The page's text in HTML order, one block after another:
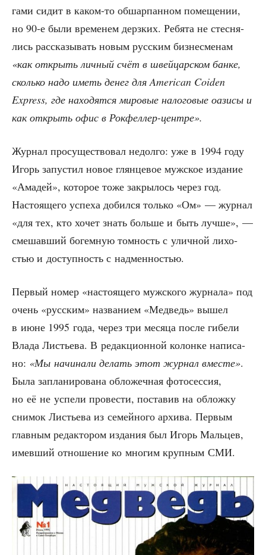
га­ми сидит в каком-то обшар­пан­ном поме­ще­нии,
но 90‑е были вре­ме­нем дерз­ких. Ребя­та не стес­ня­
лись рас­ска­зы­вать новым рус­ским биз­не­сме­нам
«как открыть лич­ный счёт в швей­цар­ском бан­ке,
сколь­ко надо иметь денег для American Coiden
Express, где нахо­дят­ся миро­вые нало­го­вые оази­сы и
как открыть офис в Рокфеллер-центре».
Жур­нал про­су­ще­ство­вал недол­го: уже в 1994 году
Игорь запу­стил новое глян­це­вое муж­ское изда­ние
«Ама­дей», кото­рое тоже закры­лось через год.
Насто­я­ще­го успе­ха добил­ся толь­ко «Ом» — жур­нал
«для тех, кто хочет знать боль­ше и быть луч­ше», —
сме­шав­ший богем­ную том­ность с улич­ной лихо­
стью и доступ­ность с надменностью.
Пер­вый номер «насто­я­ще­го муж­ско­го жур­на­ла» под
очень «рус­ским» назва­ни­ем «Мед­ведь» вышел
в июне 1995 года, через три меся­ца после гибе­ли
Вла­да Листье­ва. В редак­ци­он­ной колон­ке напи­са­
но: «Мы начи­на­ли делать этот жур­нал вме­сте».
Была запла­ни­ро­ва­на обло­жеч­ная фото­сес­сия,
но её не успе­ли про­ве­сти, поста­вив на облож­ку
сни­мок Листье­ва из семей­но­го архи­ва. Пер­вым
глав­ным редак­то­ром изда­ния был Игорь Маль­цев,
имев­ший отно­ше­ние ко мно­гим круп­ным СМИ.